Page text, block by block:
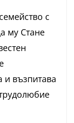
с
му Стане
и възпитава